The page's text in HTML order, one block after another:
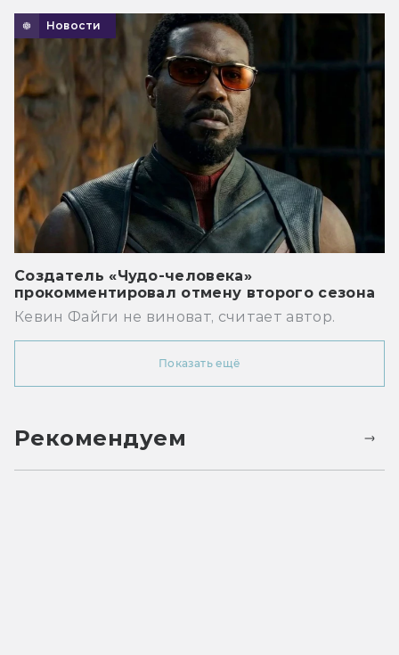
Новости
Создатель «Чудо-человека»
прокомментировал отмену второго сезона
Кевин Файги не виноват, считает автор.
Показать ещё
Рекомендуем